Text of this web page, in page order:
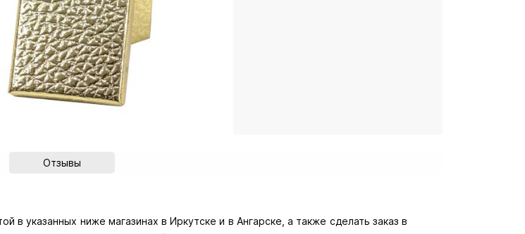
Отзывы
в указанных ниже магазинах в Иркутске и в Ангарске, а также сделать заказ в